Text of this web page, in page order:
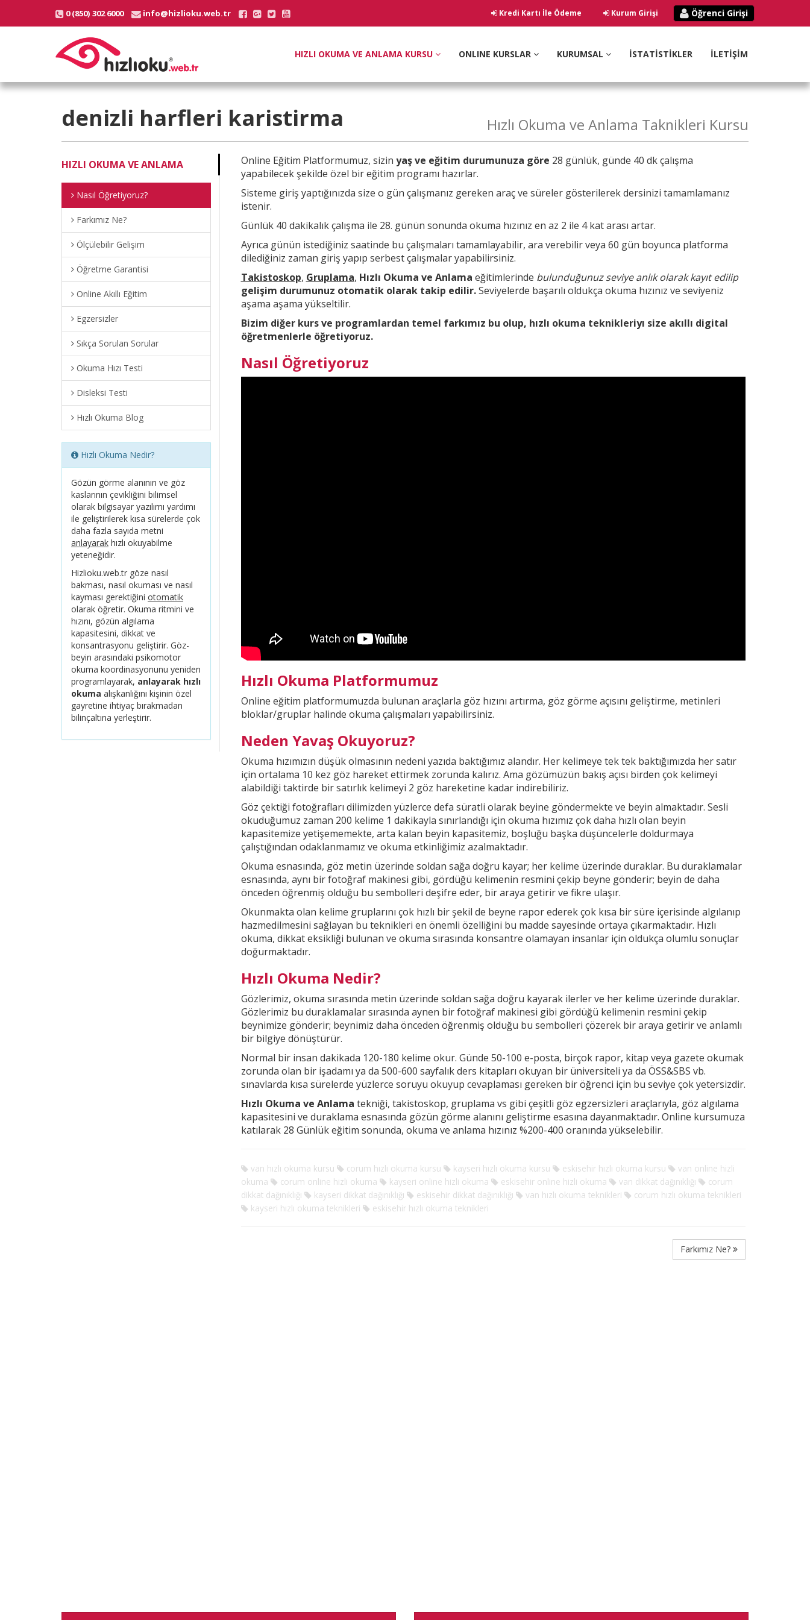
0 (850) 302 6000 info@hizlioku.web.tr Kredi Kartı İle Ödeme Kurum Girişi Öğrenci Girişi
HIZLI OKUMA VE ANLAMA KURSU ONLINE KURSLAR KURUMSAL İSTATİSTİKLER İLETİŞİM
denizli harfleri karistirma Hızlı Okuma ve Anlama Taknikleri Kursu
HIZLI OKUMA VE ANLAMA
Nasıl Öğretiyoruz?
Farkımız Ne?
Ölçülebilir Gelişim
Öğretme Garantisi
Online Akıllı Eğitim
Egzersizler
Sıkça Sorulan Sorular
Okuma Hızı Testi
Disleksi Testi
Hızlı Okuma Blog
Hızlı Okuma Nedir?
Gözün görme alanının ve göz
kaslarının çevikliğini bilimsel
olarak bilgisayar yazılımı yardımı
ile geliştirilerek kısa sürelerde çok
daha fazla sayıda metni
anlayarak hızlı okuyabilme
yeteneğidir.
Hizlioku.web.tr göze nasıl
bakması, nasıl okuması ve nasıl
kayması gerektiğini otomatik
olarak öğretir. Okuma ritmini ve
hızını, gözün algılama
kapasitesini, dikkat ve
konsantrasyonu geliştirir. Göz-
beyin arasındaki psikomotor
okuma koordinasyonunu yeniden
programlayarak, anlayarak hızlı
okuma alışkanlığını kişinin özel
gayretine ihtiyaç bırakmadan
bilinçaltına yerleştirir.
Online Eğitim Platformumuz, sizin yaş ve eğitim durumunuza göre 28 günlük, günde 40 dk çalışma
yapabilecek şekilde özel bir eğitim programı hazırlar.
Sisteme giriş yaptığınızda size o gün çalışmanız gereken araç ve süreler gösterilerek dersinizi tamamlamanız
istenir.
Günlük 40 dakikalık çalışma ile 28. günün sonunda okuma hızınız en az 2 ile 4 kat arası artar.
Ayrıca günün istediğiniz saatinde bu çalışmaları tamamlayabilir, ara verebilir veya 60 gün boyunca platforma
dilediğiniz zaman giriş yapıp serbest çalışmalar yapabilirsiniz.
Takistoskop, Gruplama, Hızlı Okuma ve Anlama eğitimlerinde bulunduğunuz seviye anlık olarak kayıt edilip
gelişim durumunuz otomatik olarak takip edilir.Seviyelerde başarılı oldukça okuma hızınız ve seviyeniz
aşama aşama yükseltilir.
Bizim diğer kurs ve programlardan temel farkımız bu olup, hızlı okuma teknikleriyı size akıllı digital
öğretmenlerle öğretiyoruz.
Nasıl Öğretiyoruz
Hızlı Okuma Platformumuz
Online eğitim platformumuzda bulunan araçlarla göz hızını artırma, göz görme açısını geliştirme, metinleri
bloklar/gruplar halinde okuma çalışmaları yapabilirsiniz.
Neden Yavaş Okuyoruz?
Okuma hızımızın düşük olmasının nedeni yazıda baktığımız alandır. Her kelimeye tek tek baktığımızda her satır
için ortalama 10 kez göz hareket ettirmek zorunda kalırız. Ama gözümüzün bakış açısı birden çok kelimeyi
alabildiği taktirde birsatırlık kelimeyi 2 göz hareketine kadar indirebiliriz.
Göz çektiği fotoğrafları dilimizden yüzlerce defa süratli olarak beyine göndermekte ve beyin almaktadır. Sesli
okuduğumuz zaman 200 kelime 1 dakikayla sınırlandığı için okuma hızımız çok daha hızlı olan beyin
kapasitemize yetişememekte, arta kalan beyin kapasitemiz, boşluğu başka düşüncelerle doldurmaya
çalıştığından odaklanmamız ve okuma etkinliğimiz azalmaktadır.
Okuma esnasında, göz metin üzerinde soldan sağa doğru kayar; her kelime üzerinde duraklar. Bu duraklamalar
esnasında, aynı bir fotoğraf makinesi gibi, gördüğü kelimenin resmini çekip beyne gönderir; beyin de daha
önceden öğrenmiş olduğu bu sembolleri deşifre eder, bir araya getirir ve fikre ulaşır.
Okunmakta olan kelime gruplarını çok hızlı bir şekil de beyne rapor ederek çok kısa bir süre içerisinde algılanıp
hazmedilmesini sağlayan bu teknikleri en önemli özelliğini bu madde sayesinde ortaya çıkarmaktadır. Hızlı
okuma, dikkateksikliği bulunan ve okuma sırasında konsantre olamayan insanlar için oldukça olumlu sonuçlar
doğurmaktadır.
Hızlı Okuma Nedir?
Gözlerimiz, okuma sırasında metin üzerinde soldan sağa doğru kayarak ilerler ve her kelime üzerinde duraklar.
Gözlerimiz bu duraklamalar sırasında aynen bir fotoğraf makinesi gibi gördüğü kelimenin resmini çekip
beynimize gönderir; beynimiz daha önceden öğrenmiş olduğu bu sembolleri çözerek bir araya getirir ve anlamlı
bir bilgiye dönüştürür.
Normal bir insan dakikada 120-180 kelime okur. Günde 50-100 e-posta, birçok rapor, kitap veya gazete okumak
zorunda olan bir işadamı ya da 500-600 sayfalık ders kitapları okuyan bir üniversiteli ya da ÖSS&SBS vb.
sınavlarda kısa sürelerde yüzlerce soruyu okuyup cevaplaması gereken bir öğrenci için bu seviye çok yetersizdir.
Hızlı Okuma ve Anlama tekniği, takistoskop, gruplama vs gibi çeşitli göz egzersizleri araçlarıyla, göz algılama
kapasitesini ve duraklama esnasında gözün görme alanını geliştirme esasına dayanmaktadır. Online kursumuza
katılarak 28 Günlük eğitim sonunda, okuma ve anlama hızınız %200-400 oranında yükselebilir.
van hızlı okuma kursu corum hızlı okuma kursu kayseri hızlı okuma kursu eskisehir hızlı okuma kursu
van online hizli
okuma
corum online hizli okuma kayseri online hizli okuma eskisehir online hizli okuma van dikkat dağınıklığı
corum
dikkat dağınıklığı
kayseri dikkat dağınıklığı eskisehir dikkat dağınıklığı van hızlı okuma teknikleri
corum hızlı okuma teknikleri
kayseri hızlı okuma teknikleri
eskisehir hızlı okuma teknikleri
Farkımız Ne?